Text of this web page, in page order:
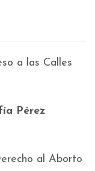
a las Calles
Pérez
al Aborto